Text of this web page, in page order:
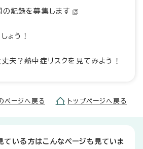
記録を募集します
ょう！
夫？熱中症リスクを見てみよう！
ページへ戻る トップページへ戻る
ている方はこんなページも見ていま